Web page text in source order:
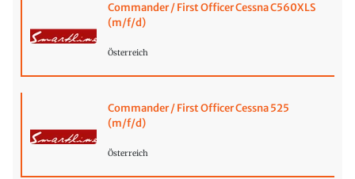
Commander / First Officer Cessna C560XLS
(m/f/d)
Österreich
Commander / First Officer Cessna 525
(m/f/d)
Österreich